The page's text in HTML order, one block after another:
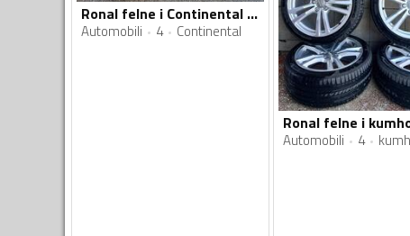
Ronal felne i Continental gume
Automobili 4 Continental
Ronal felne i
Automobili 4